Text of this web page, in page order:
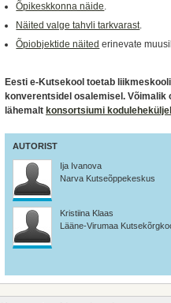
Õpikeskkonna näide.
Näited valge tahvli tarkvarast.
Õpiobjektide näited erinevate
Eesti e-Kutsekool toetab
konverentsidel osalemisel.
lähemalt konsortsiumi
AUTORIST
Ija Ivanova
Narva Kutseõppekeskus
Kristiina Klaas
Lääne-Virumaa